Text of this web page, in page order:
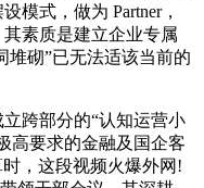
模式，做为 Partner，
素质是建立企业专属
堆砌”已无法适该当前的
跨部分的“认知运营小
高要求的金融及国企客
，这段视频火爆外网!